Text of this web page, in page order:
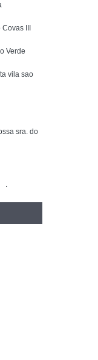
III
Verde
vila sao
sra. do
I